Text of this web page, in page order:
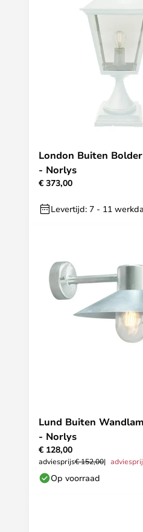
London Buiten
- Norlys
€ 373,00
Levertijd: 7 - 11
Lund Buiten
- Norlys
€ 128,00
adviesprijs€ 152,00
Op voorraad